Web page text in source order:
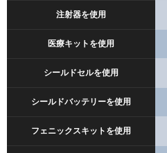
注射器を使用
医療キットを使用
シールドセルを使用
シールドバッテリーを使用
フェニックスキットを使用